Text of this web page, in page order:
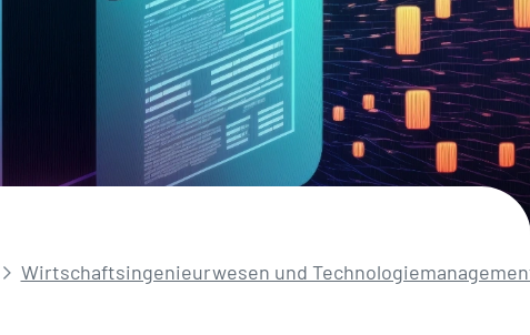
Wirtschafts­ingenieurwesen und